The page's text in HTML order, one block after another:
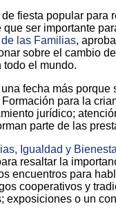
fiesta popular para
ser importante
las Familias,
sobre el cambio
todo el mundo.
fecha más
para la
jurídico;
parte de las
Igualdad y
resaltar la
encuentros para
cooperativos y
exposiciones o un